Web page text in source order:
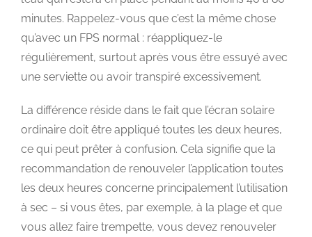
minutes. Rappelez-vous que c’est la même chose
qu’avec un FPS normal : réappliquez-le
régulièrement, surtout après vous être essuyé avec
une serviette ou avoir transpiré excessivement.
La différence réside dans le fait que l’écran solaire
ordinaire doit être appliqué toutes les deux heures,
ce qui peut prêter à confusion. Cela signifie que la
recommandation de renouveler l’application toutes
les deux heures concerne principalement l’utilisation
à sec – si vous êtes, par exemple, à la plage et que
vous allez faire trempette, vous devez renouveler